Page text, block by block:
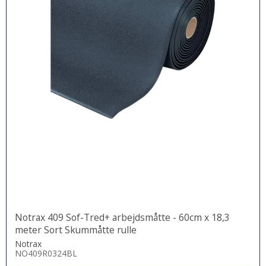
Notrax 409 Sof-Tred+ arbejdsmåtte - 60cm x 18,3
meter Sort Skummåtte rulle
Notrax
NO409R0324BL